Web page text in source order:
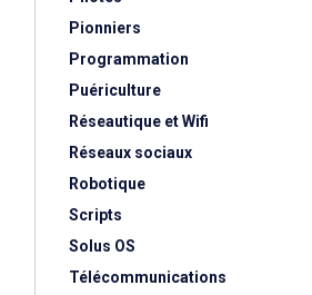
Pionniers
Programmation
Puériculture
Réseautique et Wifi
Réseaux sociaux
Robotique
Scripts
Solus OS
Télécommunications